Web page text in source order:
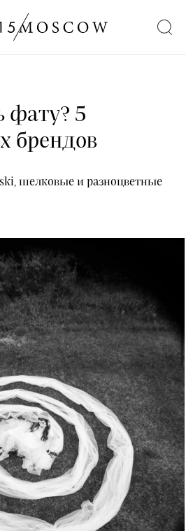
фату? 5
брендов
шелковые и разноцветные